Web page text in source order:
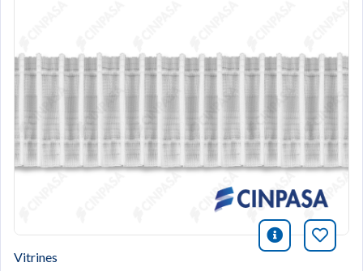
icono
Vitrines